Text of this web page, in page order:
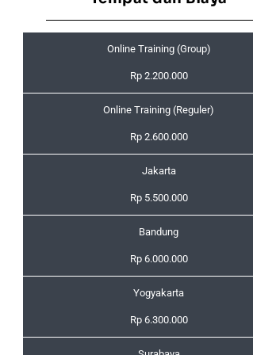
Online Training (Group)
Rp 2.200.000
Online Training (Reguler)
Rp 2.600.000
Jakarta
Rp 5.500.000
Bandung
Rp 6.000.000
Yogyakarta
Rp 6.300.000